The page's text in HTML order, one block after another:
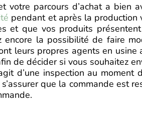
parcours d’achat a bien
pendant et après la production
et que vos produits
la possibilité de faire
leurs propres agents en
de décider si vous souhaitez
d’une inspection au
que la commande est